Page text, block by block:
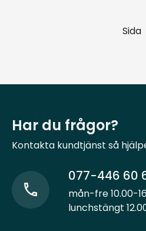
Sida
Har du frågor?
Kontakta kundtjänst så
077-446 60
mån-fre 10.00-
lunchstängt